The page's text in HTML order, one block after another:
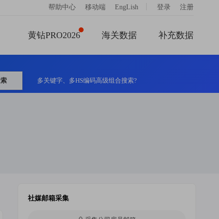
帮助中心 移动端 EngLish 登录 注册
黄钻PRO2026 海关数据 补充数据
多关键字、多HS编码高级组合搜索?
社媒邮箱采集